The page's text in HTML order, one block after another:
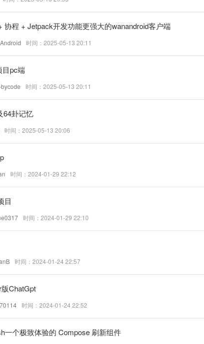
协程 + Jetpack开发功能更强大的wanandroid客户端
时间：2025-05-13 20:11
目pc端
时间：2025-05-13 20:11
64卦记忆
时间：2025-05-13 20:06
时间：2024-01-29 22:12
目
时间：2024-01-29 22:10
时间：2024-01-24 22:57
ChatGpt
时间：2024-01-24 22:52
一个极致体验的 Compose 刷新组件